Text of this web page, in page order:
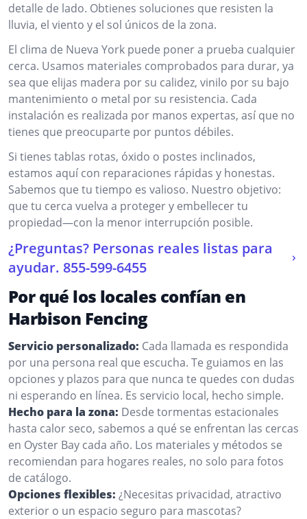
detalle de lado. Obtienes soluciones que resisten la
lluvia, el viento y el sol únicos de la zona.
El clima de Nueva York puede poner a prueba cualquier
cerca. Usamos materiales comprobados para durar, ya
sea que elijas madera por su calidez, vinilo por su bajo
mantenimiento o metal por su resistencia. Cada
instalación es realizada por manos expertas, así que no
tienes que preocuparte por puntos débiles.
Si tienes tablas rotas, óxido o postes inclinados,
estamos aquí con reparaciones rápidas y honestas.
Sabemos que tu tiempo es valioso. Nuestro objetivo:
que tu cerca vuelva a proteger y embellecer tu
propiedad—con la menor interrupción posible.
¿Preguntas? Personas reales listas para
ayudar. 855-599-6455
Por qué los locales confían en
Harbison Fencing
Servicio personalizado: Cada llamada es respondida
por una persona real que escucha. Te guiamos en las
opciones y plazos para que nunca te quedes con dudas
ni esperando en línea. Es servicio local, hecho simple.
Hecho para la zona: Desde tormentas estacionales
hasta calor seco, sabemos a qué se enfrentan las cercas
en Oyster Bay cada año. Los materiales y métodos se
recomiendan para hogares reales, no solo para fotos
de catálogo.
Opciones flexibles: ¿Necesitas privacidad, atractivo
exterior o un espacio seguro para mascotas?